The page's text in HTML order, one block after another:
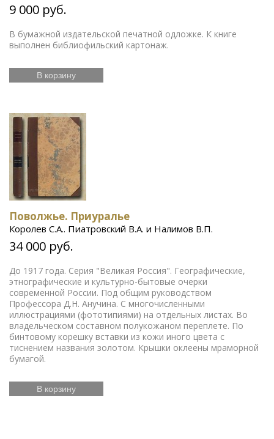
9 000 руб.
В бумажной издательской печатной одложке. К книге
выполнен библиофильский картонаж.
В корзину
Поволжье. Приуралье
Королев С.А.. Пиатровский В.А. и Налимов В.П.
34 000 руб.
До 1917 года. Серия "Великая Россия". Географические,
этнографические и культурно-бытовые очерки
современной России. Под общим руководством
Профессора Д.Н. Анучина. С многочисленными
иллюстрациями (фототипиями) на отдельных листах. Во
владельческом составном полукожаном переплете. По
бинтовому корешку вставки из кожи иного цвета с
тиснением названия золотом. Крышки оклеены мраморной
бумагой.
В корзину